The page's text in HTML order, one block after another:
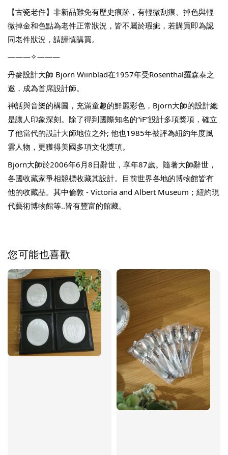
【古瓷老件】非新品難免有歷史痕跡，有輕微刮痕、掉色與輕
微掉金和色點為老件正常狀況，皆不屬於瑕疵，若購買即為認
同老件狀況，請謹慎購買。
———✧———
丹麥設計大師 Bjorn Wiinblad在1957年受Rosenthal羅森泰之
邀，成為首席設計師。
神話與音樂的構圖，充滿童趣的鮮麗彩色，Bjorn大師的設計總
是讓人印象深刻。除了得到國際知名的“iF”設計多項獎項，確立
了他當代的設計大師地位之外; 他也1985年被評為紐約年度風
雲人物，更獲得美國多項文化獎項。
Bjorn大師於2006年6月8日辭世，享年87歲。隨著大師辭世，
各國收藏家爭相競標收藏其設計。目前世界各地的博物館皆有
他的收藏品。其中倫敦 - Victoria and Albert Museum；紐約現
代藝術博物館等..皆有豐富的館藏。
您可能也喜歡